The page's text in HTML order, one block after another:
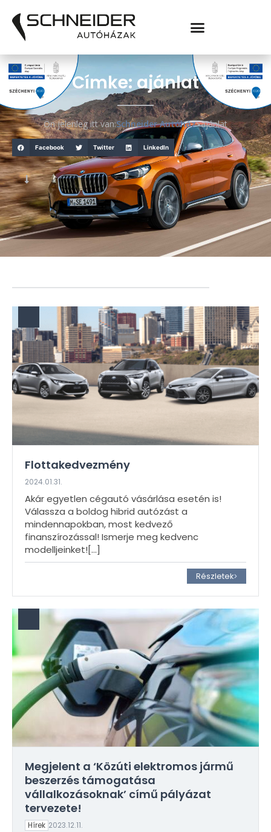
Címke: ajánlat
Ön jelenleg itt van:Schneider Autóház>ajánlat
Facebook Twitter LinkedIn
Flottakedvezmény
2024.01.31.
Akár egyetlen cégautó vásárlása esetén is!
Válassza a boldog hibrid autózást a
mindennapokban, most kedvező
finanszírozással! Ismerje meg kedvenc
modelljeinket![…]
Részletek
Megjelent a ‘Közúti elektromos jármű
beszerzés támogatása
vállalkozásoknak’ című pályázat
tervezete!
Hírek 2023.12.11.